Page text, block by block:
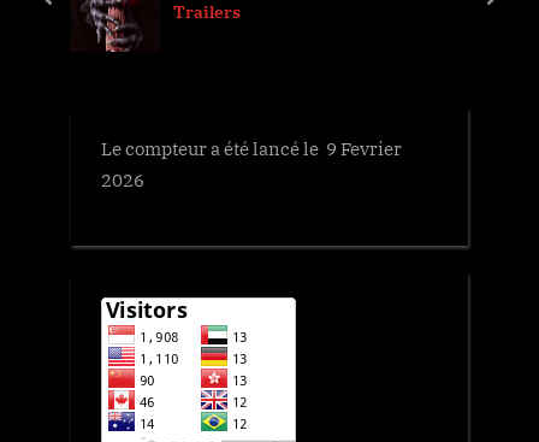
prev next
Le compteur a été lancé le 9 Fevrier
2026